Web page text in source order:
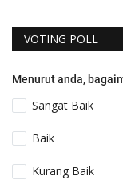
VOTING POLL
Menurut anda,
Sangat Baik
Baik
Kurang Baik